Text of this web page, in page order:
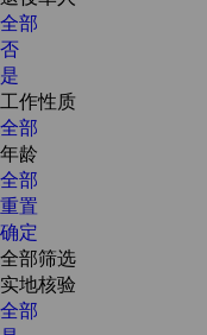
全部
否
是
工作性质
全部
年龄
全部
重置
确定
全部筛选
实地核验
全部